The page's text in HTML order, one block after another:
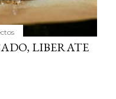
LIBERATE